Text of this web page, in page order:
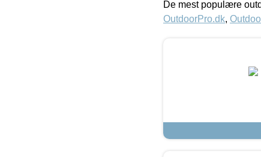
De mest populære
OutdoorPro.dk,